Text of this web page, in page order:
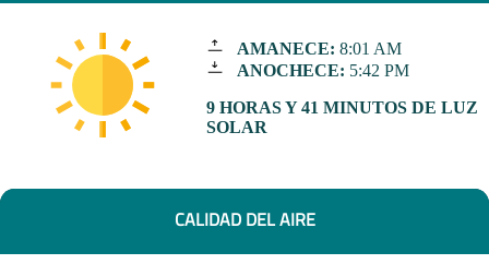
AMANECE: 8:01 AM
ANOCHECE: 5:42 PM
9 HORAS Y 41 MINUTOS DE LUZ
SOLAR
CALIDAD DEL AIRE